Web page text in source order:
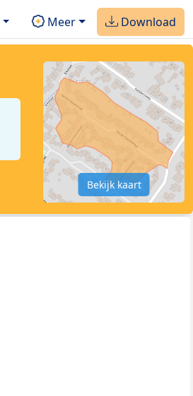
Meer Download
Bekijk kaart